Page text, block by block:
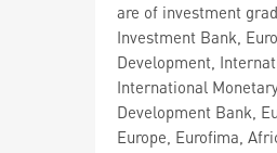
are of investment
Investment Bank,
Development,
International
Development Bank,
Europe, Eurofima,